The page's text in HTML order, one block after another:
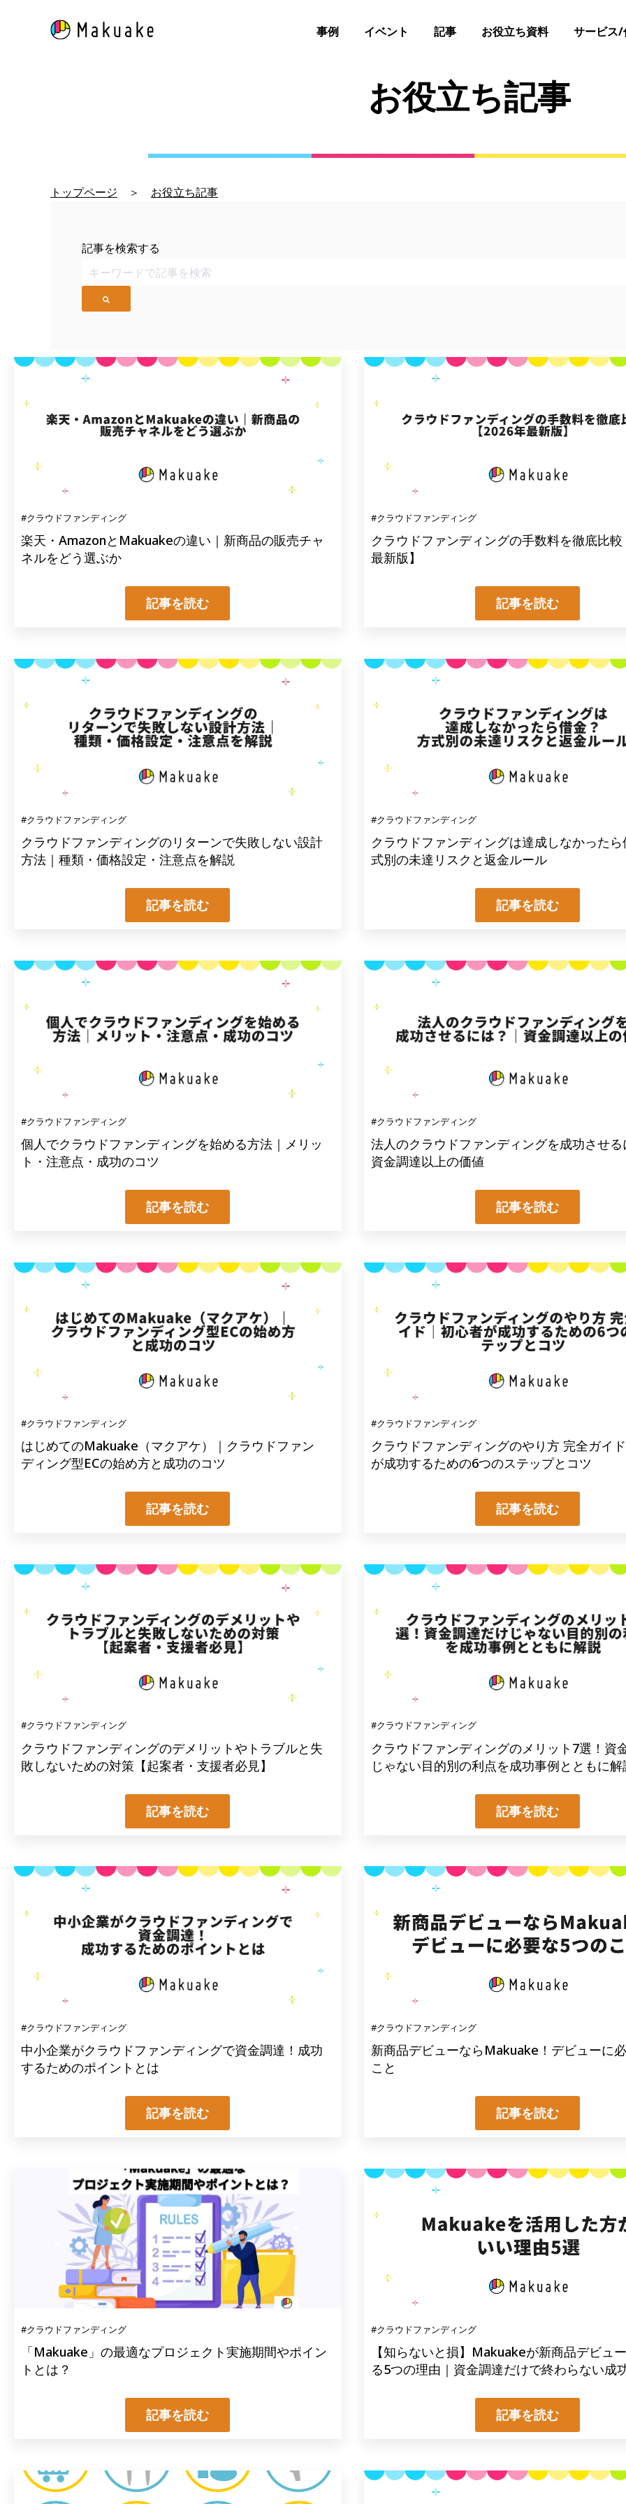
事例 イベント 記事 お役立ち資料 サービス/
お役立ち記事
トップページ ＞ お役立ち記事
記事を検索する
#クラウドファンディング
楽天・AmazonとMakuakeの違い｜新商品の販売チャ
ネルをどう選ぶか
記事を読む
#クラウドファンディング
クラウドファンディングの手数料を徹底比
最新版】
記事を読む
#クラウドファンディング
クラウドファンディングのリターンで失敗しない設計
方法｜種類・価格設定・注意点を解説
記事を読む
#クラウドファンディング
クラウドファンディングは達成しなかった
式別の未達リスクと返金ルール
記事を読む
#クラウドファンディング
個人でクラウドファンディングを始める方法｜メリッ
ト・注意点・成功のコツ
記事を読む
#クラウドファンディング
法人のクラウドファンディングを成功させ
資金調達以上の価値
記事を読む
#クラウドファンディング
はじめてのMakuake（マクアケ）｜クラウドファン
ディング型ECの始め方と成功のコツ
記事を読む
#クラウドファンディング
クラウドファンディングのやり方 完全ガイ
が成功するための6つのステップとコツ
記事を読む
#クラウドファンディング
クラウドファンディングのデメリットやトラブルと失
敗しないための対策【起案者・支援者必見】
記事を読む
#クラウドファンディング
クラウドファンディングのメリット7選！資
じゃない目的別の利点を成功事例とともに解
記事を読む
#クラウドファンディング
中小企業がクラウドファンディングで資金調達！成功
するためのポイントとは
記事を読む
#クラウドファンディング
新商品デビューならMakuake！デビューに
こと
記事を読む
#クラウドファンディング
「Makuake」の最適なプロジェクト実施期間やポイン
トとは？
記事を読む
#クラウドファンディング
【知らないと損】Makuakeが新商品デビュ
る5つの理由｜資金調達だけで終わらない成
記事を読む